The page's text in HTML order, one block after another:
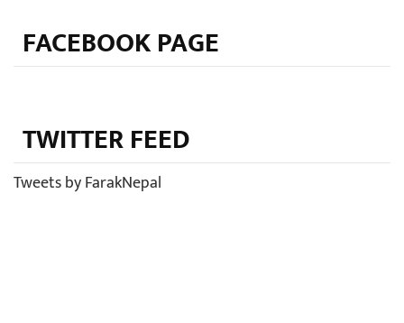
FACEBOOK PAGE
TWITTER FEED
Tweets by FarakNepal